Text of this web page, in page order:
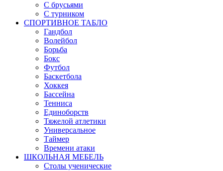
С брусьями
С турником
СПОРТИВНОЕ ТАБЛО
Гандбол
Волейбол
Борьба
Бокс
Футбол
Баскетбола
Хоккея
Бассейна
Тенниса
Единоборств
Тяжелой атлетики
Универсальное
Таймер
Времени атаки
ШКОЛЬНАЯ МЕБЕЛЬ
Столы ученические